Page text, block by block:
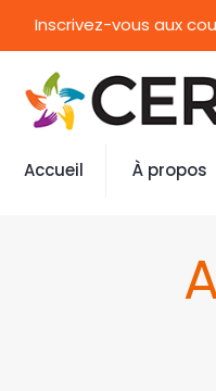
Inscrivez-vous aux
Accueil À propos